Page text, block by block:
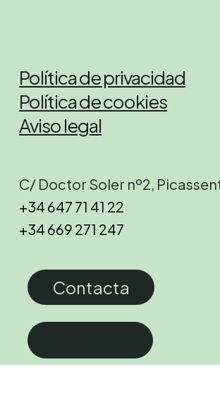
Política de privacidad
Política de cookies
Aviso legal
C/ Doctor Soler nº2,
+34 647 71 41 22
+34 669 271 247
Contacta